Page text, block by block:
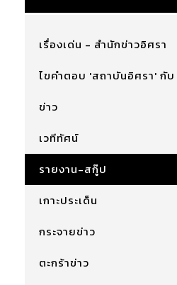
เรื่องเด่น - สำนักข่าวอิศรา
ไขคำตอบ 'สถาบันอิศรา' กั
ข่าว
เวทีทัศน์
รายงาน-สกู๊ป
เกาะประเด็น
กระจายข่าว
ตะกร้าข่าว